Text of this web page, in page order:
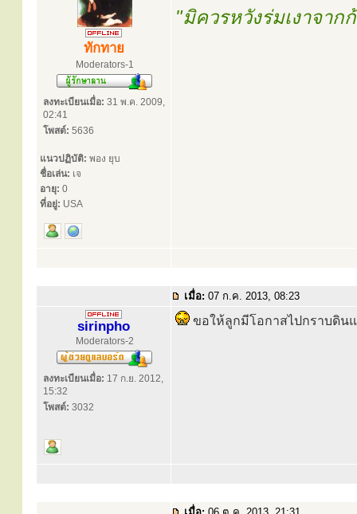
ทักทาย
Moderators-1
ลงทะเบียนเมื่อ: 31 พ.ค. 2009,
02:41
โพสต์: 5636
แนวปฏิบัติ: พอง ยุบ
ชื่อเล่น: เจ
อายุ: 0
ที่อยู่: USA
"มิควรหวังร่มเงาจาก
เมื่อ: 07 ก.ค. 2013, 08:23
sirinpho
Moderators-2
ลงทะเบียนเมื่อ: 17 ก.ย. 2012,
15:32
โพสต์: 3032
ขอให้ลูกมีโอกาสไปกราบดิ